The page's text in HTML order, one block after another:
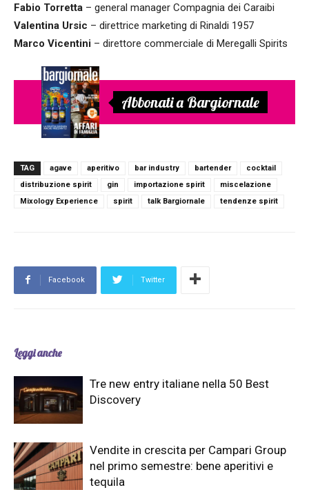
Fabio Torretta – general manager Compagnia dei Caraibi
Valentina Ursic – direttrice marketing di Rinaldi 1957
Marco Vicentini – direttore commerciale di Meregalli Spirits
Abbonati a Bargiornale
TAG agave aperitivo bar industry bartender
cocktail
distribuzione spirit
gin importazione spirit
miscelazione
Mixology Experience
spirit talk Bargiornale tendenze spirit
Facebook Twitter
Leggi anche
Tre new entry italiane nella 50 Best
Discovery
Vendite in crescita per Campari Group
nel primo semestre: bene aperitivi e
tequila